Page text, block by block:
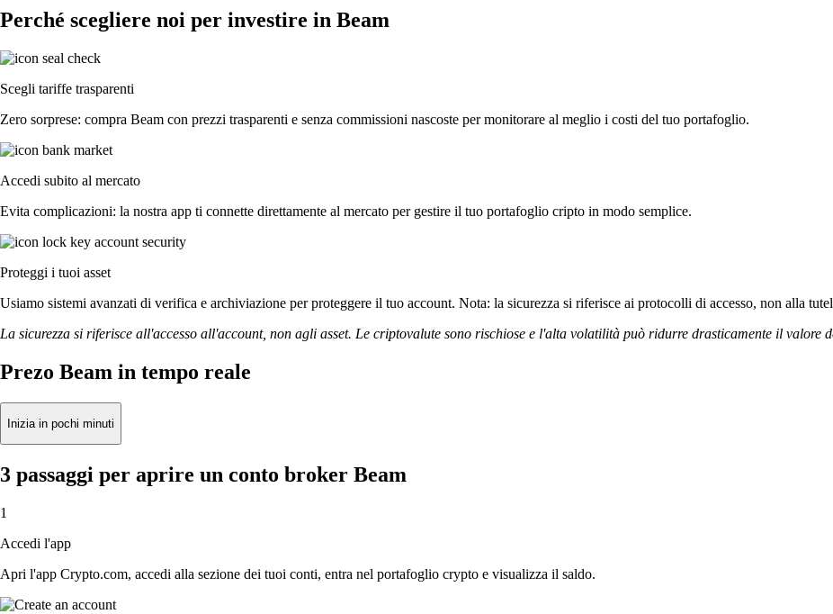
Perché scegliere noi per investire in Beam
Scegli tariffe trasparenti
Zero sorprese: compra Beam con prezzi trasparenti e senza commissioni nascoste per monitorare al meglio i costi del tuo portafoglio.
Accedi subito al mercato
Evita complicazioni: la nostra app ti connette direttamente al mercato per gestire il tuo portafoglio cripto in modo semplice.
Proteggi i tuoi asset
Usiamo sistemi avanzati di verifica e archiviazione per proteggere il tuo account. Nota: la sicurezza si riferisce ai protocolli di accesso, non alla
La sicurezza si riferisce all'accesso all'account, non agli asset. Le criptovalute sono rischiose e l'alta volatilità può ridurre drasticamente il valore
Prezo Beam in tempo reale
Inizia in pochi minuti
3 passaggi per aprire un conto broker Beam
1
Accedi l'app
Apri l'app Crypto.com, accedi alla sezione dei tuoi conti, entra nel portafoglio crypto e visualizza il saldo.